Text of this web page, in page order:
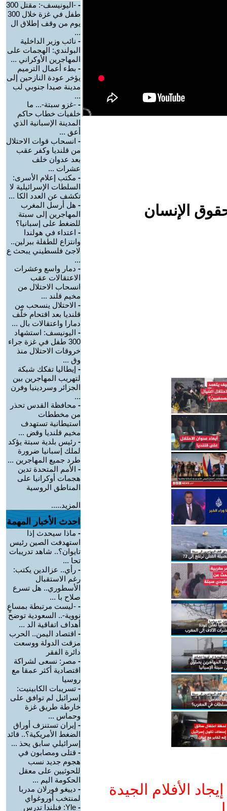
الإنسان
الأفلام الجيدة
-
-اليونيسف-: مقتل 300
طفل في غزة خلال 300
يوم من وقف إطلاق ال
...
- نائب وزير الداخلية
البولندي: الهجمات على
المهاجرين الأوكراني ...
- بطء أعمال الترميم
يؤخر عودة النازحين إلى
مدينة صيدا جنوبي لب
...
- -غزو سبتة-... ما
خلفيات خطاب حاكم
المدينة الإسبانية الذي
أعق ...
- انسحاب قوات الاحتلال
من قلنديا وكفر عقب
بعد عدوان خلف
عشرات ...
- مكتب إعلام الأسرى:
السلطات الإسرائيلية لا
تكشف عن العدد الكا ...
- هل أرسل المغرب
المهاجرين إلى سبتة
للضغط على إسبانيا؟
- اعتداء في هولندا
وانتزاع للطفلة ببرلين..
لاجئ فلسطيني يبحث ع
...
- دمار واسع وعشرات
الاعتقالات عقب
انسحاب الاحتلال من
مخيم قلند ...
- الاحتلال ينسحب من
قلنديا بعد اقتحام خلّف
دمارا واعتقالات بال ...
- اليونيسف: استشهاد
300 طفل في غزة جراء
خروقات الاحتلال منذ
وق ...
- إيطاليا تفكك شبكة
لتهريب المهاجرين بين
الجزائر وسردينيا وفرن
...
- محافظة القدس تحذر
من مخططات
استيطانية تستهدف
مخيم قلنديا وقض ...
- رئيس بلدية سبتة يؤكد
لملك إسبانيا ضرورة
طرد جميع المهاجرين ...
- الأمم المتحدة تدين
هجمات أوكرانيا على
المناطق الروسية
المزيد.....
احدث الأخبار المهمة
- ماذا سيحدث إذا
استهدفت الصين رئيس
تايوان؟.. شاهد تدريبات
تحا ...
- رأي.. عزالدين يكتب:
رغم الاستقبال
الأسطوري.. هل تسرع
صلاح با ...
- -ليست مرتبطة بمساعٍ
نووية-.. السعودية توضح
أهداف اتفاقية الد ...
- اقتصاد اليمن.. الحرب
مزقت الدولة ووسعت
دائرة الفقر
- مصر: نسعى لشراكة
اقتصادية أكثر عمقا مع
روسيا
- تسريبات الكابينيت:
إسرائيل لم توافق على
خارطة طريق غزة
وحماس ...
- إيران تستنزف أوراق
الضغط الأمريكية؟.. قائد
إسرائيلي سابق يحذ ...
- قتلى ومصابون في
هجوم جديد نسب
للحوثيين على معقل
الحكومة اليم ...
- دييغو فورلان مدربا
لمنتخب أوروغواي
-
Yle: فنلندا تدرس